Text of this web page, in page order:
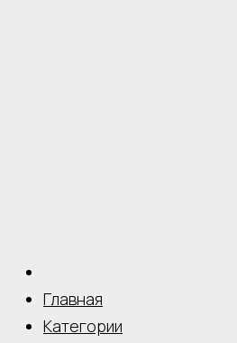
Главная
Категории